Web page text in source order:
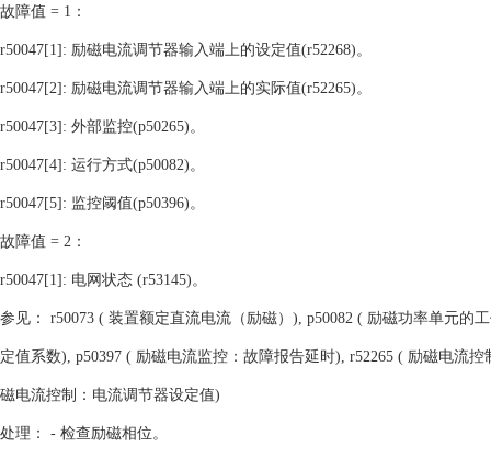
故障值 = 1：
r50047[1]: 励磁电流调节器输入端上的设定值(r52268)。
r50047[2]: 励磁电流调节器输入端上的实际值(r52265)。
r50047[3]: 外部监控(p50265)。
r50047[4]: 运行方式(p50082)。
r50047[5]: 监控阈值(p50396)。
故障值 = 2：
r50047[1]: 电网状态 (r53145)。
参见： r50073 ( 装置额定直流电流（励磁）), p50082 ( 励磁功率单元的
定值系数), p50397 ( 励磁电流监控：故障报告延时), r52265 ( 励磁电流
磁电流控制：电流调节器设定值)
处理： - 检查励磁相位。